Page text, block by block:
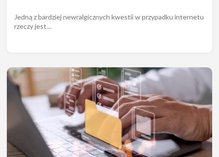
Jedną z bardziej newralgicznych kwestii w przypadku internetu
rzeczy jest…